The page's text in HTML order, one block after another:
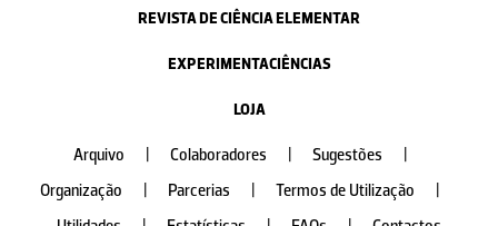
REVISTA DE CIÊNCIA ELEMENTAR
EXPERIMENTACIÊNCIAS
LOJA
Arquivo Colaboradores Sugestões
Organização
Parcerias Termos de Utilização